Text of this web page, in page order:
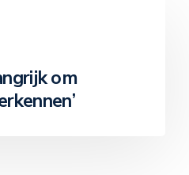
om